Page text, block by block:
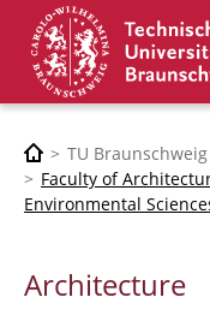
TU Braunschweig
Faculty of
Environmental
Architecture